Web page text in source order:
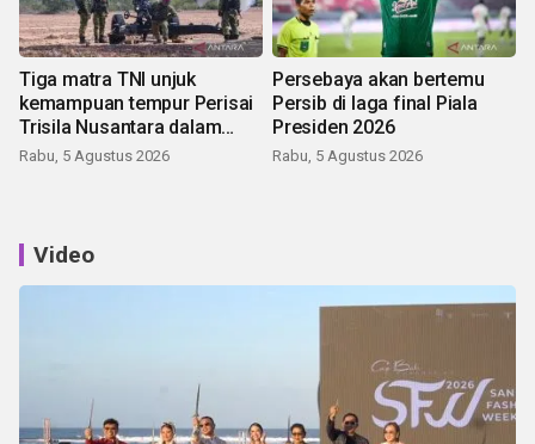
Tiga matra TNI unjuk
kemampuan tempur Perisai
Trisila Nusantara dalam
latihan di Kepri
Rabu, 5 Agustus 2026
Persebaya akan bertemu
Persib di laga final Piala
Presiden 2026
Rabu, 5 Agustus 2026
Video